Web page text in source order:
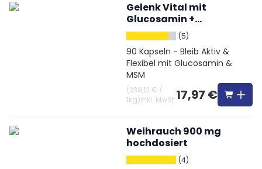
Gelenk Vital mit
Glucosamin +
Chondroitin + MSM +
Hyaluronsäure
(5)
90 Kapseln - Bleib Aktiv &
Flexibel mit Glucosamin &
MSM
(239,12 € /
1kg)inkl. MwSt 17,97 €
Weihrauch 900 mg
hochdosiert
(4)